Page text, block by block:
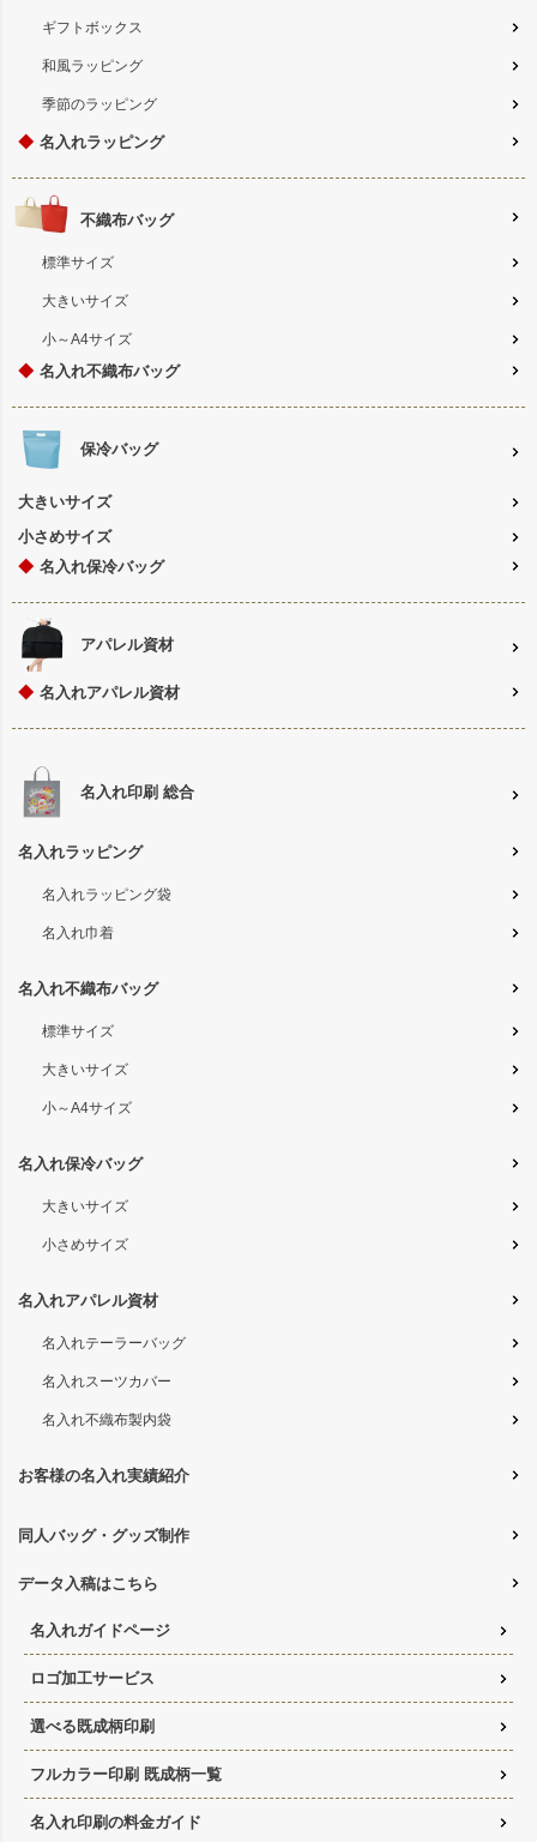
ギフトボックス
和風ラッピング
季節のラッピング
◆ 名入れラッピング
不織布バッグ
標準サイズ
大きいサイズ
小～A4サイズ
◆ 名入れ不織布バッグ
保冷バッグ
大きいサイズ
小さめサイズ
◆ 名入れ保冷バッグ
アパレル資材
◆ 名入れアパレル資材
名入れ印刷 総合
名入れラッピング
名入れラッピング袋
名入れ巾着
名入れ不織布バッグ
標準サイズ
大きいサイズ
小～A4サイズ
名入れ保冷バッグ
大きいサイズ
小さめサイズ
名入れアパレル資材
名入れテーラーバッグ
名入れスーツカバー
名入れ不織布製内袋
お客様の名入れ実績紹介
同人バッグ・グッズ制作
データ入稿はこちら
名入れガイドページ
ロゴ加工サービス
選べる既成柄印刷
フルカラー印刷 既成柄一覧
名入れ印刷の料金ガイド